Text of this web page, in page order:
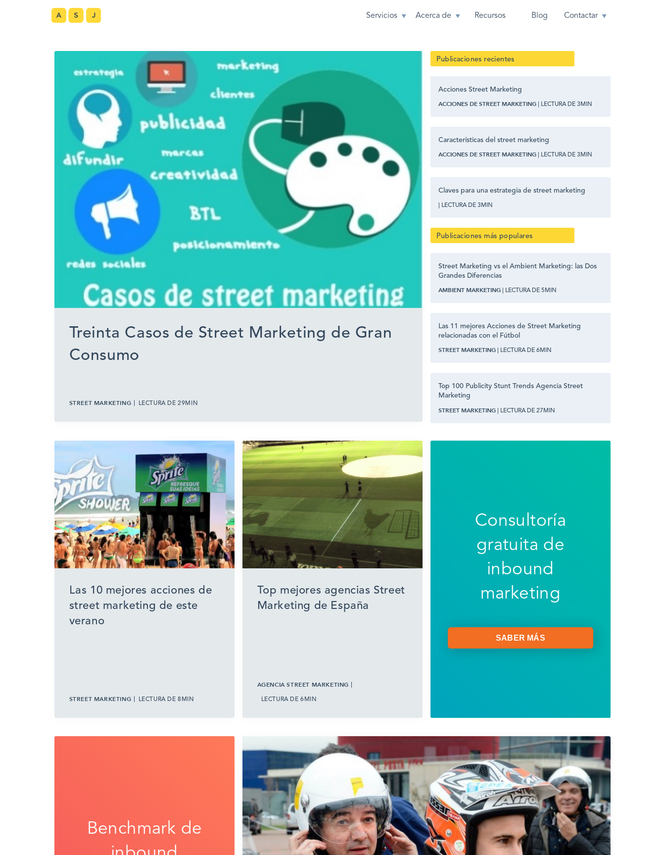
Servicios Acerca de Recursos Blog Contactar
Treinta Casos de Street Marketing de Gran
Consumo
STREET MARKETING LECTURA DE 29MIN
Publicaciones recientes
Acciones Street Marketing
ACCIONES DE STREET MARKETING | LECTURA DE 3MIN
Características del street marketing
ACCIONES DE STREET MARKETING | LECTURA DE 3MIN
Claves para una estrategia de street marketing
| LECTURA DE 3MIN
Publicaciones más populares
Street Marketing vs el Ambient Marketing: las Dos
Grandes Diferencias
AMBIENT MARKETING | LECTURA DE 5MIN
Las 11 mejores Acciones de Street Marketing
relacionadas con el Fútbol
STREET MARKETING | LECTURA DE 6MIN
Top 100 Publicity Stunt Trends Agencia Street
Marketing
STREET MARKETING | LECTURA DE 27MIN
Las 10 mejores acciones de
street marketing de este
verano
STREET MARKETING LECTURA DE 8MIN
Top mejores agencias Street
Marketing de España
AGENCIA STREET MARKETING
LECTURA DE 6MIN
Consultoría
gratuita de
inbound
marketing
SABER MÁS
Benchmark de